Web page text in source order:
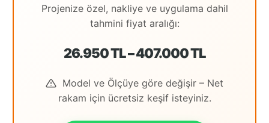
Projenize özel, nakliye ve uygulama dahil
tahmini fiyat aralığı:
26.950 TL – 407.000 TL
Model ve Ölçüye göre değişir – Net
rakam için ücretsiz keşif isteyiniz.